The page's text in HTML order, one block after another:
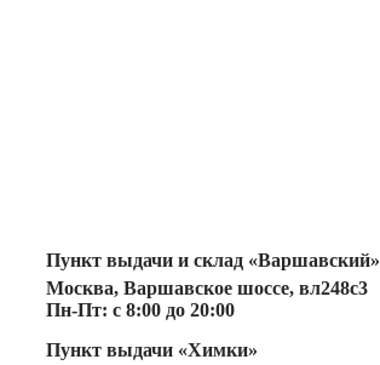
Пункт выдачи и склад «Варшавский»
Москва, Варшавское шоссе, вл248с3
Пн-Пт: с 8:00 до 20:00
Пункт выдачи «Химки»